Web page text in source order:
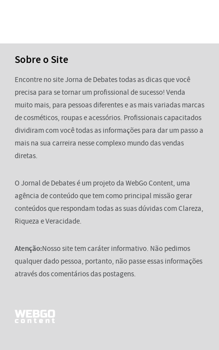
Sobre o Site
Encontre no site Jorna de Debates todas as dicas que você
precisa para se tornar um profissional de sucesso! Venda
muito mais, para pessoas diferentes e as mais variadas marcas
de cosméticos, roupas e acessórios. Profissionais capacitados
dividiram com você todas as informações para dar um passo a
mais na sua carreira nesse complexo mundo das vendas
diretas.
O Jornal de Debates é um projeto da WebGo Content, uma
agência de conteúdo que tem como principal missão gerar
conteúdos que respondam todas as suas dúvidas com Clareza,
Riqueza e Veracidade.
Atenção:Nosso site tem caráter informativo. Não pedimos
qualquer dado pessoa, portanto, não passe essas informações
através dos comentários das postagens.